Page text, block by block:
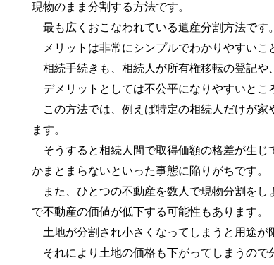
現物のまま分割する方法です。
最も広くおこなわれている遺産分割方法です。
メリットは非常にシンプルでわかりやすいこ
相続手続きも、相続人が所有権移転の登記や
デメリットとしては不公平になりやすいとこ
この方法では、例えば特定の相続人だけが家
ます。
そうすると相続人間で取得価額の格差が生じ
かまとまらないといった事態に陥りがちです。
また、ひとつの不動産を数人で現物分割をし
で不動産の価値が低下する可能性もあります。
土地が分割され小さくなってしまうと用途が
それにより土地の価格も下がってしまうので